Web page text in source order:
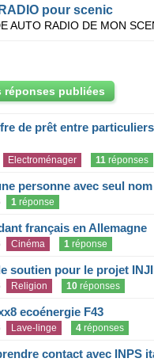
pour scenic
réponses publiées
de prêt entre
Electroménager 11 réponses
personne avec seul
1 réponse
français en Allemagne
Cinéma 1 réponse
soutien pour le projet
Religion 10 réponses
ecoénergie F43
Lave-linge 4 réponses
contact avec INPS